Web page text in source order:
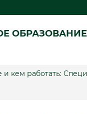
и кем работать: